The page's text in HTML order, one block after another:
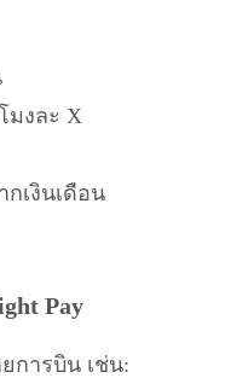
มงละ X
เงินเดือน
Pay
การบิน เช่น: